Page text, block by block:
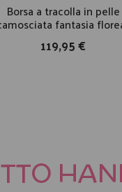
Borsa a tracolla in pelle
fantasia
119,95 €